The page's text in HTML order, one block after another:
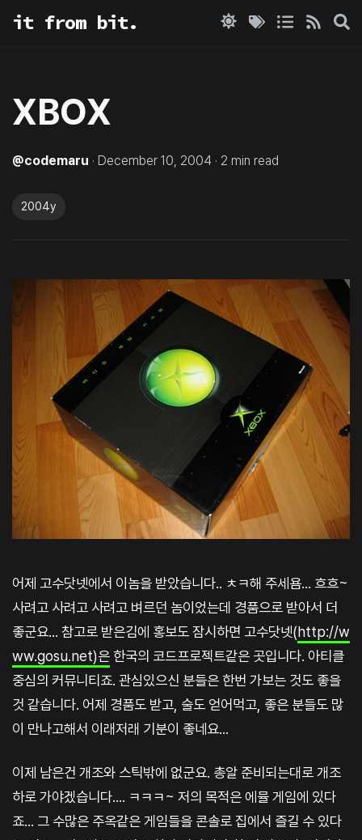
it from bit.
XBOX
@codemaru · December 10, 2004 · 2 min read
2004y
어제 고수닷넷에서 이놈을 받았습니다.. ㅊㅋ해 주세욤... 흐흐~
사려고 사려고 사려고 벼르던 놈이었는데 경품으로 받아서 더
좋군요... 참고로 받은김에 홍보도 잠시하면 고수닷넷(http://w
ww.gosu.net)은한국의 코드프로젝트같은 곳입니다. 아티클
중심의 커뮤니티죠. 관심있으신 분들은 한번 가보는 것도 좋을
것 같습니다. 어제 경품도 받고, 술도 얻어먹고, 좋은 분들도 많
이 만나고해서 이래저래 기분이 좋네요...
이제 남은건 개조와 스틱밖에 없군요. 총알 준비되는대로 개조
하로 가야겠습니다.... ㅋㅋㅋ~ 저의 목적은 에뮬 게임에 있다
죠... 그 수많은 주옥같은 게임들을 콘솔로 집에서 즐길 수 있다